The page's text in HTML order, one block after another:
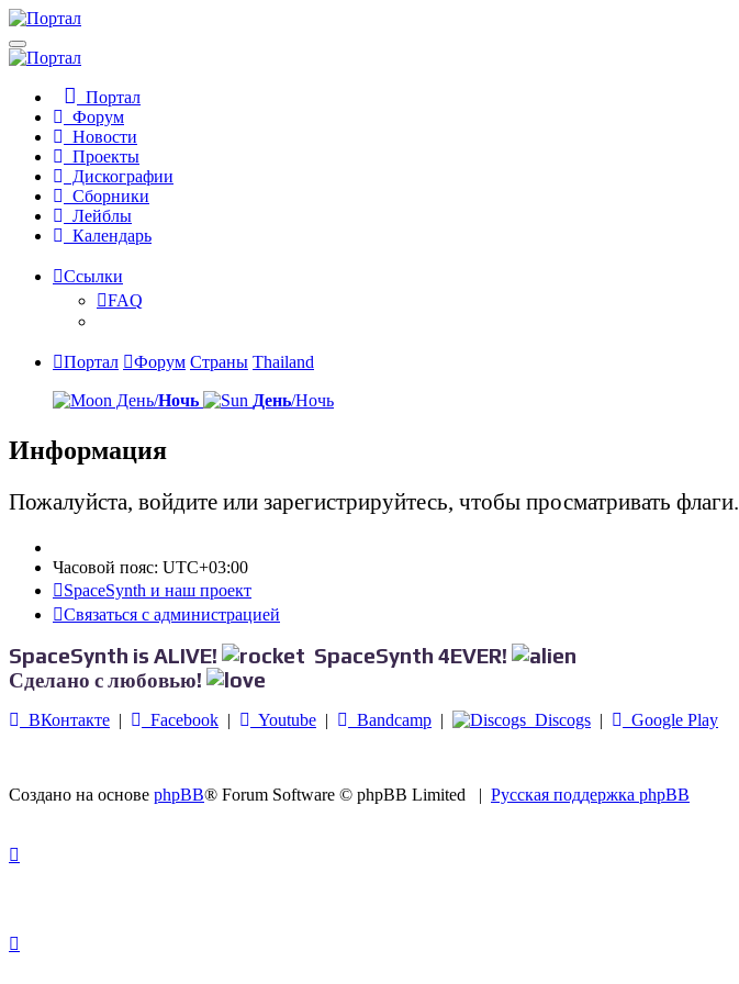
Портал
Форум
Новости
Проекты
Дискографии
Сборники
Лейблы
Календарь
Ссылки
FAQ
Портал Форум Страны Thailand
День/Ночь День/Ночь
Информация
Пожалуйста, войдите или зарегистрируйтесь, чтобы просматривать флаги.
Часовой пояс: UTC+03:00
SpaceSynth и наш проект
Связаться с администрацией
SpaceSynth is ALIVE!
SpaceSynth 4EVER!
Сделано с любовью!
ВКонтакте | Facebook | Youtube | Bandcamp | Discogs | Google Play
Создано на основе phpBB® Forum Software © phpBB Limited | Русская поддержка phpBB